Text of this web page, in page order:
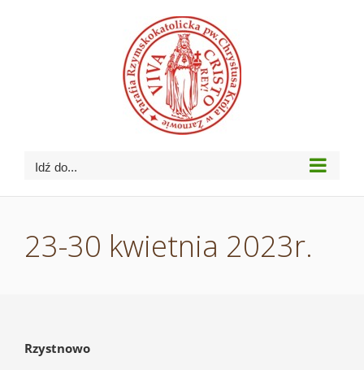
Idź do...
23-30 kwietnia 2023r.
Rzystnowo